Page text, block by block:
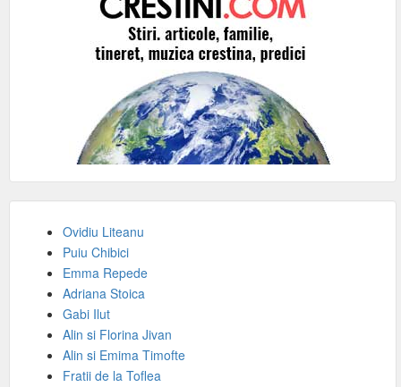
Ovidiu Liteanu
Puiu Chibici
Emma Repede
Adriana Stoica
Gabi Ilut
Alin si Florina Jivan
Alin si Emima Timofte
Fratii de la Toflea